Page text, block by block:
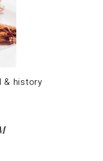
& history